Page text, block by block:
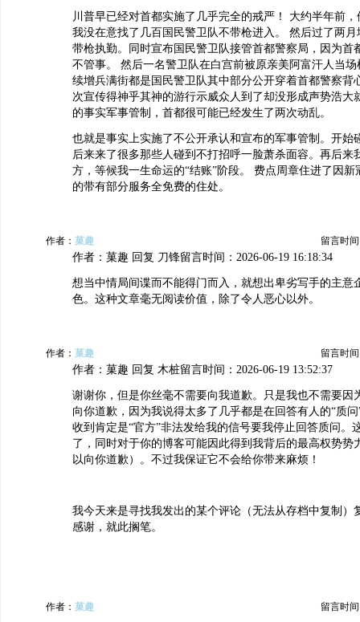
川普早已经对首都实施了几乎完全的戒严！ 大约半年前
我没在意找了几百国民警卫队不带枪进入。 然后过了两
带枪执勤。同时宣布国民警卫队接管首都警察局，因为首
不管事。 然后一名警卫队在白宫前被原亲美阿富汗人当
续增兵满街都是国民警卫队其中部分公开穿着首都警察背
次宣传得神乎其神的游行示威众人到了却没形成声势浩大
的事实军事管制，首都很可能已经发生了两次动乱。
也就是事实上实施了不公开承认和宣布的军事管制。开始
后来来了很多那些人碰到不打招呼一脸萧杀面容。再后来
方，等候我一生命运的“结账”阶段。 费点周章住进了因
的带有部分服务全免费的住处。
作者： 菓趣 留言时间
作者：菓趣 回复 刀锋留言时间：2026-06-19 16:18:34
想当中情局间谍而不能得门而入，就想出卑劣写手的主意
色。这种文章毫无阅读价值，除了令人恶心以外。
作者： 菓趣 留言时间
作者：菓趣 回复 木桩留言时间：2026-06-19 13:52:37
谢谢你，但是你丝毫不需要向我道歉。只是我也不需要因
向你道歉，因为我说得太多了几乎都是在回答有人的“质
收到肯定是“官方”非法发给我的信号要我停止回答质问。
了，同时对于你的博客可能因此得到我背后的最高权势势
以向你道歉）。不过我保证它不会给你带来麻烦！
我今天来是寻找我发出的某个评论（无法从存档中复制）
感谢，就此搁笔。
作者： 菓趣 留言时间